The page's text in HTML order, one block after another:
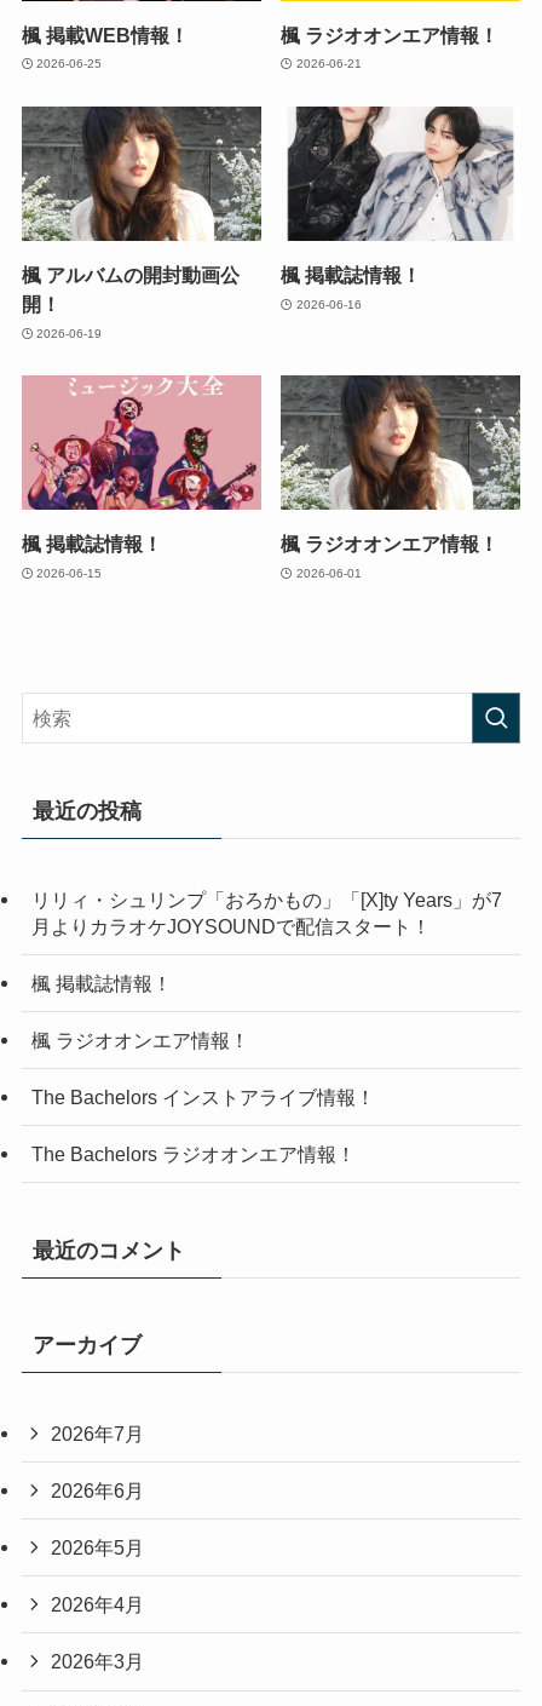
楓 掲載WEB情報！
2026-06-25
楓 ラジオオンエア情報！
2026-06-21
楓 アルバムの開封動画公
開！
2026-06-19
楓 掲載誌情報！
2026-06-16
楓 掲載誌情報！
2026-06-15
楓 ラジオオンエア情報！
2026-06-01
最近の投稿
リリィ・シュリンプ「おろかもの」「[X]ty Years」が7
月よりカラオケJOYSOUNDで配信スタート！
楓 掲載誌情報！
楓 ラジオオンエア情報！
The Bachelors インストアライブ情報！
The Bachelors ラジオオンエア情報！
最近のコメント
アーカイブ
2026年7月
2026年6月
2026年5月
2026年4月
2026年3月